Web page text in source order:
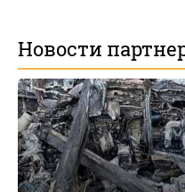
Новости